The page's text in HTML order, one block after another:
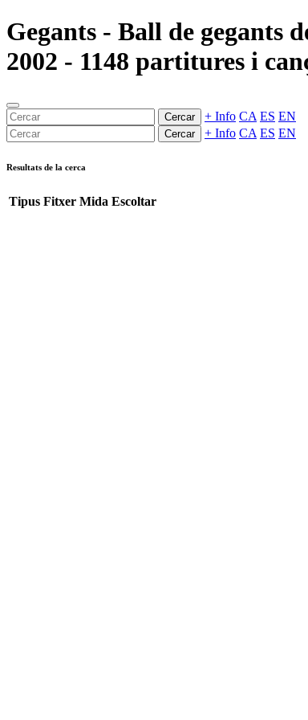
Gegants - Ball de gegants
2002 - 1148 partitures i
Cercar + Info CA ES EN
Cercar + Info CA ES EN
Resultats de la cerca
Tipus Fitxer Mida Escoltar